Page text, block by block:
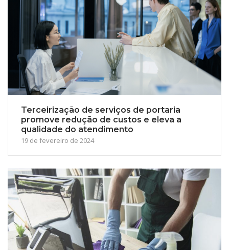
Terceirização de serviços de portaria
promove redução de custos e eleva a
qualidade do atendimento
19 de fevereiro de 2024